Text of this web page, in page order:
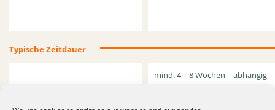
Typische Zeitdauer
mind. 4 – 8 Wochen – abhängig